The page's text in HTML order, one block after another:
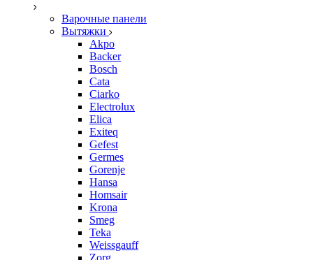
Варочные панели
Вытяжки
Akpo
Backer
Bosch
Cata
Ciarko
Electrolux
Elica
Exiteq
Gefest
Germes
Gorenje
Hansa
Homsair
Krona
Smeg
Teka
Weissgauff
Zorg